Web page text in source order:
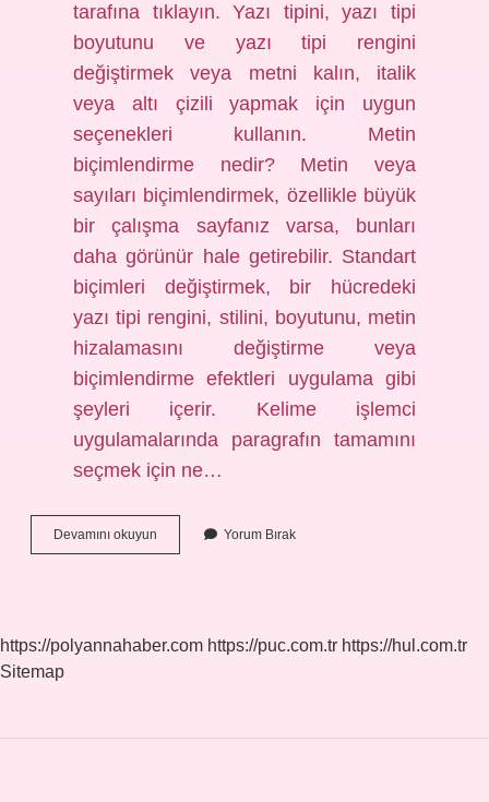
tarafına tıklayın. Yazı tipini, yazı tipi
boyutunu ve yazı tipi rengini
değiştirmek veya metni kalın, italik
veya altı çizili yapmak için uygun
seçenekleri kullanın. Metin
biçimlendirme nedir? Metin veya
sayıları biçimlendirmek, özellikle büyük
bir çalışma sayfanız varsa, bunları
daha görünür hale getirebilir. Standart
biçimleri değiştirmek, bir hücredeki
yazı tipi rengini, stilini, boyutunu, metin
hizalamasını değiştirme veya
biçimlendirme efektleri uygulama gibi
şeyleri içerir. Kelime işlemci
uygulamalarında paragrafın tamamını
seçmek için ne…
Devamını okuyun
Işlemcide
Yorum Bırak
https://polyannahaber.com https://puc.com.tr https://hul.com.tr
Sitemap